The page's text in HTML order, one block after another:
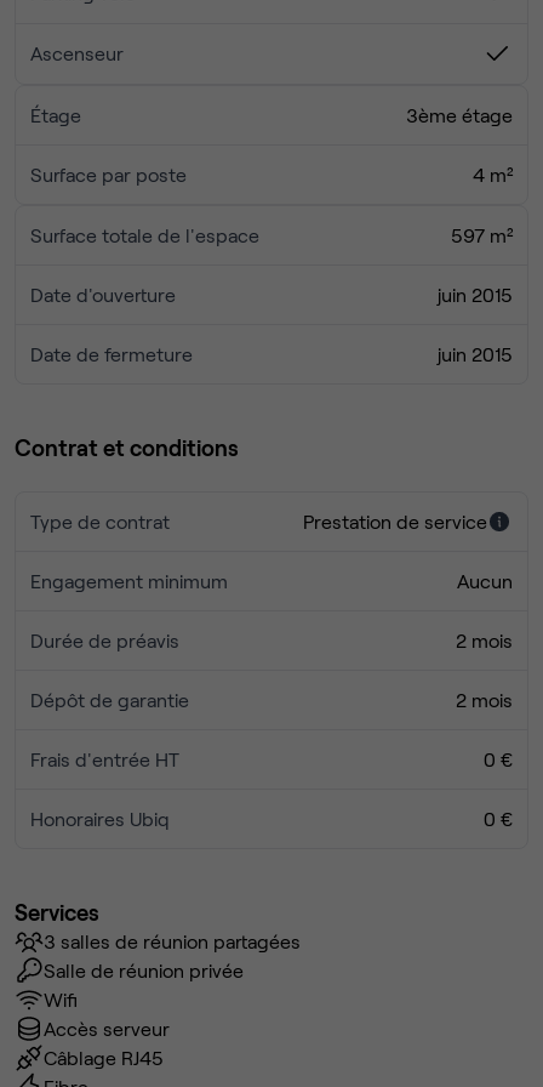
Ascenseur
Étage 3ème étage
Surface par poste 4 m²
Surface totale de l'espace 597 m²
Date d'ouverture juin 2015
Date de fermeture juin 2015
Contrat et conditions
Type de contrat Prestation de service
Engagement minimum Aucun
Durée de préavis 2 mois
Dépôt de garantie 2 mois
Frais d'entrée HT 0 €
Honoraires Ubiq 0 €
Services
3 salles de réunion partagées
Salle de réunion privée
Wifi
Accès serveur
Câblage RJ45